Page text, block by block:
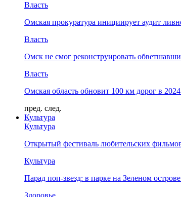
Власть
Омская прокуратура инициирует аудит
Власть
Омск не смог реконструировать
Власть
Омская область обновит 100 км дорог в
пред. след.
Культура
Культура
Открытый фестиваль любительских
Культура
Парад поп-звезд: в парке на Зеленом
Здоровье